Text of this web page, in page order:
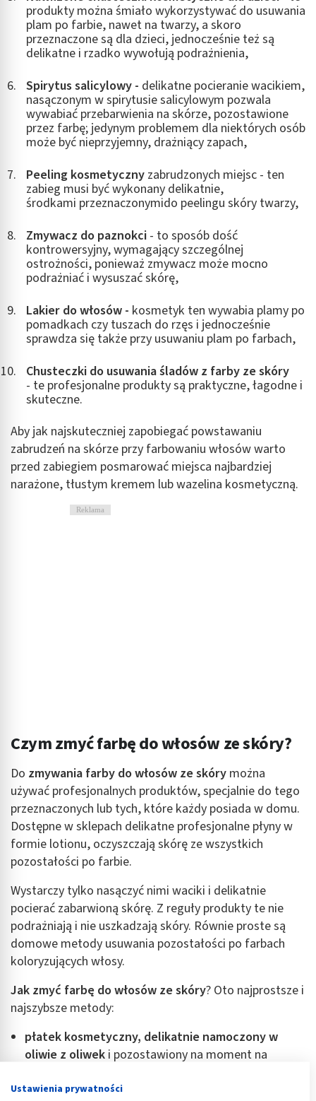
produkty można śmiało wykorzystywać do usuwania
plam po farbie, nawet na twarzy, a skoro
przeznaczone są dla dzieci, jednocześnie też są
delikatne i rzadko wywołują podrażnienia,
Spirytus salicylowy - delikatne pocieranie wacikiem,
nasączonym w spirytusie salicylowym pozwala
wywabiać przebarwienia na skórze, pozostawione
przez farbę; jedynym problemem dla niektórych osób
może być nieprzyjemny, drażniący zapach,
Peeling kosmetyczny zabrudzonych miejsc - ten
zabieg musi być wykonany delikatnie,
środkami przeznaczonymido peelingu skóry twarzy,
Zmywacz do paznokci - to sposób dość
kontrowersyjny, wymagający szczególnej
ostrożności, ponieważ zmywacz może mocno
podrażniać i wysuszać skórę,
Lakier do włosów - kosmetyk ten wywabia plamy po
pomadkach czy tuszach do rzęs i jednocześnie
sprawdza się także przy usuwaniu plam po farbach,
Chusteczki do usuwania śladów z farby ze skóry
- te profesjonalne produkty są praktyczne, łagodne i
skuteczne.
Aby jak najskuteczniej zapobiegać powstawaniu
zabrudzeń na skórze przy farbowaniu włosów warto
przed zabiegiem posmarować miejsca najbardziej
narażone, tłustym kremem lub wazelina kosmetyczną.
Reklama
Czym zmyć farbę do włosów ze skóry?
Do zmywania farby do włosów ze skóry można
używać profesjonalnych produktów, specjalnie do tego
przeznaczonych lub tych, które każdy posiada w domu.
Dostępne w sklepach delikatne profesjonalne płyny w
formie lotionu, oczyszczają skórę ze wszystkich
pozostałości po farbie.
Wystarczy tylko nasączyć nimi waciki i delikatnie
pocierać zabarwioną skórę. Z reguły produkty te nie
podrażniają i nie uszkadzają skóry. Równie proste są
domowe metody usuwania pozostałości po farbach
koloryzujących włosy.
Jak zmyć farbę do włosów ze skóry? Oto najprostsze i
najszybsze metody:
płatek kosmetyczny, delikatnie namoczony w
oliwie z oliwek i pozostawiony na moment na
Ustawienia prywatności